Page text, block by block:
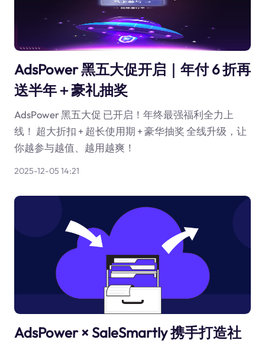
AdsPower 黑五大促开启｜年付 6 折再
送半年＋豪礼抽奖
AdsPower 黑五大促 已开启！年终最强福利全力上
线！ 超大折扣 + 超长使用期 + 豪华抽奖 全线升级，让
你越参与越值、越用越爽！
2025-12-05 14:21
AdsPower × SaleSmartly 携手打造社